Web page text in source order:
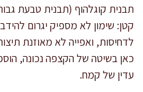
תבנית קוגלהוף (תבנית טבעת
קטן: שימון לא מספיק יגרום
לדחיסות, ואפייה לא מאוזנת
כאן בשיטה של הקצפה נכונה,
עדין של קמח.